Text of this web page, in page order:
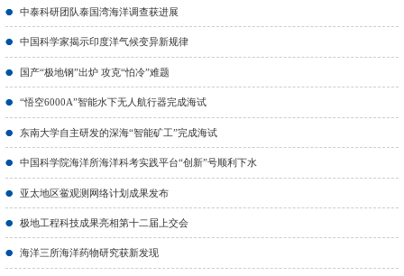
中泰科研团队泰国湾海洋调查获进展
中国科学家揭示印度洋气候变异新规律
国产“极地钢”出炉 攻克“怕冷”难题
“悟空6000A”智能水下无人航行器完成海试
东南大学自主研发的深海“智能矿工”完成海试
中国科学院海洋所海洋科考实践平台“创新”号顺利下水
亚太地区鲎观测网络计划成果发布
极地工程科技成果亮相第十二届上交会
海洋三所海洋药物研究获新发现